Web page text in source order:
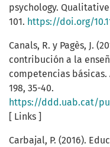
psychology. Qualitative
101. https://doi.org/
Canals, R. y Pagès, J.
contribución a la
competencias
198, 35-40.
https://ddd.uab.cat/pub/
[ Links ]
Carbajal, P. (2016).